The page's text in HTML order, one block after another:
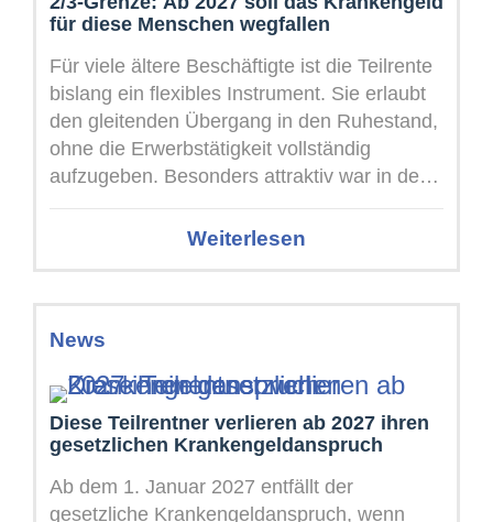
für diese Menschen wegfallen
Für viele ältere Beschäftigte ist die Teilrente
bislang ein flexibles Instrument. Sie erlaubt
den gleitenden Übergang in den Ruhestand,
ohne die Erwerbstätigkeit vollständig
aufzugeben. Besonders attraktiv war in den
vergangenen Jahren ...
Weiterlesen
News
Diese Teilrentner verlieren ab 2027 ihren
gesetzlichen Krankengeldanspruch
Ab dem 1. Januar 2027 entfällt der
gesetzliche Krankengeldanspruch, wenn